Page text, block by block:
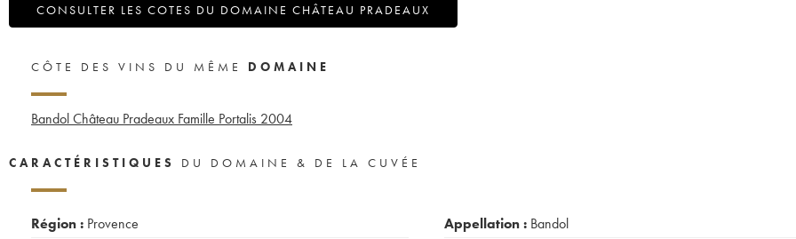
CONSULTER LES COTES DU DOMAINE CHÂTEAU PRADEAUX
CÔTE DES VINS DU MÊME DOMAINE
Bandol Château Pradeaux Famille Portalis 2004
CARACTÉRISTIQUES DU DOMAINE & DE LA CUVÉE
Région : Provence
Appellation : Bandol